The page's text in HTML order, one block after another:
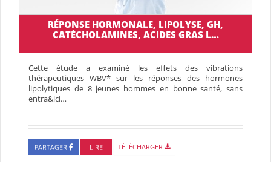
RÉPONSE HORMONALE, LIPOLYSE, GH,
CATÉCHOLAMINES, ACIDES GRAS L…
Cette étude a examiné les effets des vibrations
thérapeutiques WBV* sur les réponses des hormones
lipolytiques de 8 jeunes hommes en bonne santé, sans
entra&ici…
PARTAGER LIRE TÉLÉCHARGER